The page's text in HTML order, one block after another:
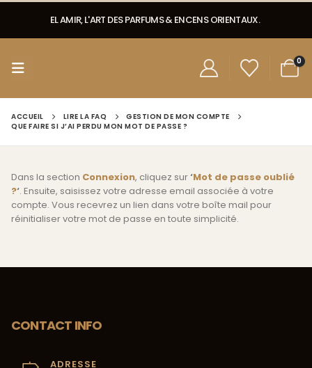
EL AMIR, L'ART DES PARFUMS & ENCENS ORIENTAUX.
0
ACCUEIL LIRE LA FAQ
GESTION DE MON COMPTE
QUE FAIRE SI J’AI PERDU MON MOT DE PASSE ?
Dans la section Connexion, cliquez sur‘Mot de passe oublié
?‘. Ensuite, saisissez votre adresse email associée à votre
compte. Vous recevrez un lien dans votre boîte mail pour
réinitialiser votre mot de passe en toute simplicité.
CONTACT INFO
ADRESSE